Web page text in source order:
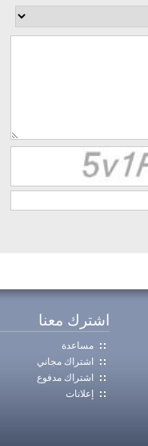
اشترك معنا
مساعدة
اشتراك مجاني
اشتراك مدفوع
إعلانات